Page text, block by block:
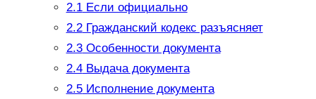
2.1Если официально
2.2Гражданский кодекс разъясняет
2.3Особенности документа
2.4Выдача документа
2.5Исполнение документа